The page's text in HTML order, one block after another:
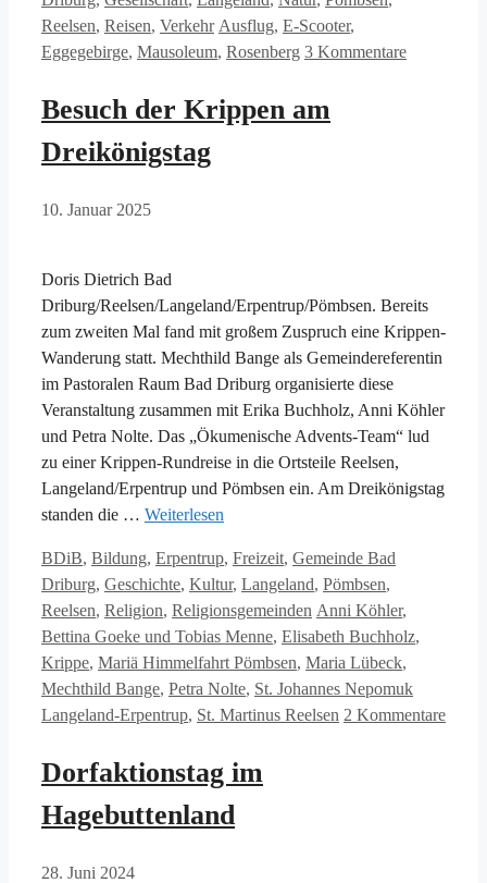
Reelsen, Reisen, Verkehr Schlagwörter
Ausflug, E-Scooter,
Eggegebirge, Mausoleum, Rosenberg 3 Kommentare
Besuch der Krippen am
Dreikönigstag
10. Januar 2025
Doris Dietrich Bad
Driburg/Reelsen/Langeland/Erpentrup/Pömbsen. Bereits
zum zweiten Mal fand mit großem Zuspruch eine Krippen-
Wanderung statt. Mechthild Bange als Gemeindereferentin
im Pastoralen Raum Bad Driburg organisierte diese
Veranstaltung zusammen mit Erika Buchholz, Anni Köhler
und Petra Nolte. Das „Ökumenische Advents-Team“ lud
zu einer Krippen-Rundreise in die Ortsteile Reelsen,
Langeland/Erpentrup und Pömbsen ein. Am Dreikönigstag
standen die … Weiterlesen
Kategorien
BDiB, Bildung, Erpentrup, Freizeit, Gemeinde Bad
Driburg, Geschichte, Kultur, Langeland, Pömbsen,
Reelsen, Religion, Religionsgemeinden Schlagwörter
Anni Köhler,
Bettina Goeke und Tobias Menne, Elisabeth Buchholz,
Krippe, Mariä Himmelfahrt Pömbsen, Maria Lübeck,
Mechthild Bange, Petra Nolte, St. Johannes Nepomuk
Langeland-Erpentrup, St. Martinus Reelsen 2 Kommentare
Dorfaktionstag im
Hagebuttenland
28. Juni 2024